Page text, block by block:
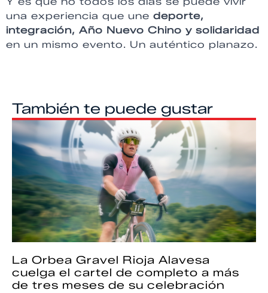
una experiencia que une deporte,
integración, Año Nuevo Chino y solidaridad
en un mismo evento. Un auténtico planazo.
También te puede gustar
La Orbea Gravel Rioja Alavesa
cuelga el cartel de completo a más
de tres meses de su celebración